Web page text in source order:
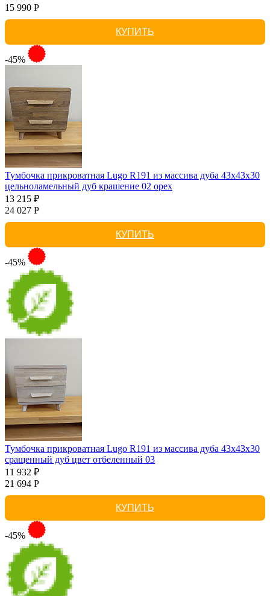
15 990 Р
КУПИТЬ
-45%
Тумбочка прикроватная Lugo R191 из массива дуба 43х43х30
цельноламельный дуб крашение 02 орех
13 215 ₽
24 027 Р
КУПИТЬ
-45%
Тумбочка прикроватная Lugo R191 из массива дуба 43х43х30
сращенный дуб цвет отбеленный 03
11 932 ₽
21 694 Р
КУПИТЬ
-45%